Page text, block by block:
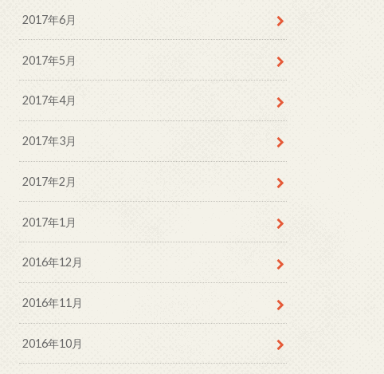
2017年6月
2017年5月
2017年4月
2017年3月
2017年2月
2017年1月
2016年12月
2016年11月
2016年10月